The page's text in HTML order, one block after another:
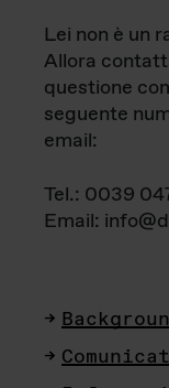
Lei non è un
Allora
questione
seguente
email:
Tel.: 0039
Email: